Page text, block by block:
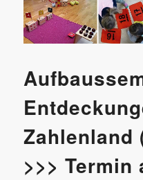
Zahlenland
>>> Termin